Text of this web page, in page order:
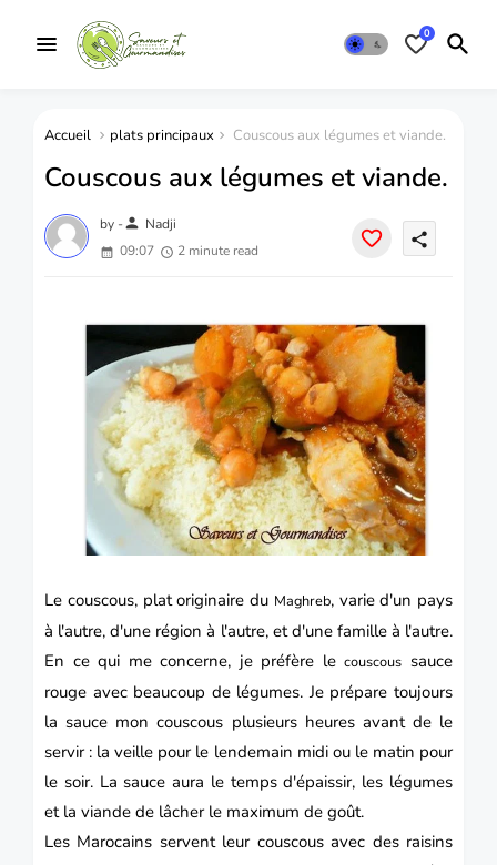
0
Accueil plats principaux Couscous aux légumes et viande.
Couscous aux légumes et viande.
by -person Nadji
09:07
2 minute read
share
Le couscous, plat originaire du Maghreb, varie d'un pays
à l'autre, d'une région à l'autre, et d'une famille à l'autre.
En ce qui me concerne, je préfère lecouscous sauce
rouge avec beaucoup de légumes. Je prépare toujours
la sauce mon couscous plusieurs heures avant de le
servir : la veille pour le lendemain midi ou le matin pour
le soir. La sauce aura le temps d'épaissir, les légumes
et la viande de lâcher le maximum de goût.
Les Marocains servent leur couscous avec des raisins